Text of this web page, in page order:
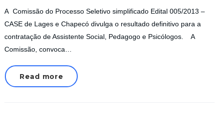
A Comissão do Processo Seletivo simplificado Edital 005/2013 –
CASE de Lages e Chapecó divulga o resultado definitivo para a
contratação de Assistente Social, Pedagogo e Psicólogos. A
Comissão, convoca…
Read more